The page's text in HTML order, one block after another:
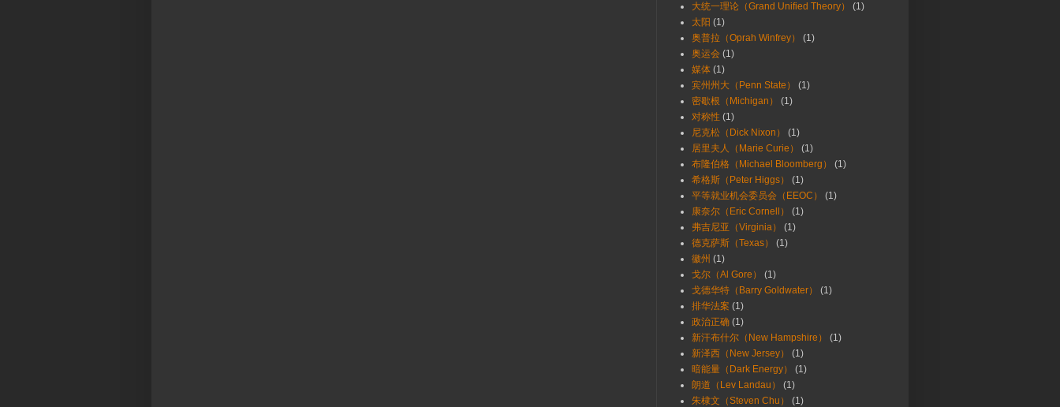
大统一理论（Grand Unified Theory）
(1)
太阳 (1)
奥普拉（Oprah Winfrey）
(1)
奥运会 (1)
媒体 (1)
宾州州大（Penn State）
(1)
密歇根（Michigan）
(1)
对称性 (1)
尼克松（Dick Nixon）
(1)
居里夫人（Marie Curie）
(1)
布隆伯格（Michael Bloomberg）
(1)
希格斯（Peter Higgs）
(1)
平等就业机会委员会（EEOC）
(1)
康奈尔（Eric Cornell）
(1)
弗吉尼亚（Virginia）
(1)
德克萨斯（Texas）
(1)
徽州 (1)
戈尔（Al Gore）
(1)
戈德华特（Barry Goldwater）
(1)
排华法案 (1)
政治正确 (1)
新汗布什尔（New Hampshire）
(1)
新泽西（New Jersey）
(1)
暗能量（Dark Energy）
(1)
朗道（Lev Landau）
(1)
朱棣文（Steven Chu）
(1)